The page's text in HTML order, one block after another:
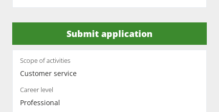
Submit application
Scope of activities
Customer service
Career level
Professional